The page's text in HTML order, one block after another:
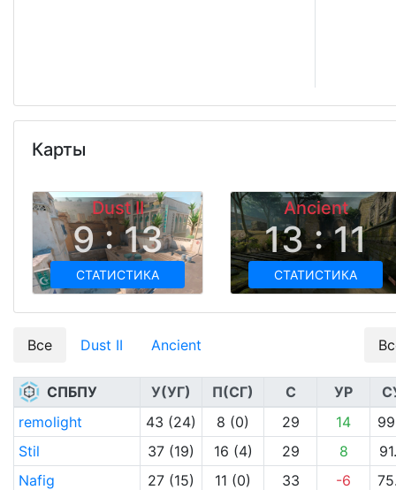
Карты
Dust II
9 : 13
СТАТИСТИКА
Ancient
13 : 11
СТАТИСТИКА
Все Dust II Ancient
СПБПУ У(УГ) П(СГ) С УР
remolight
43 (24) 8 (0) 29 14
Stil
37 (19) 16 (4) 29 8
Nafig
27 (15) 11 (0) 33 -6